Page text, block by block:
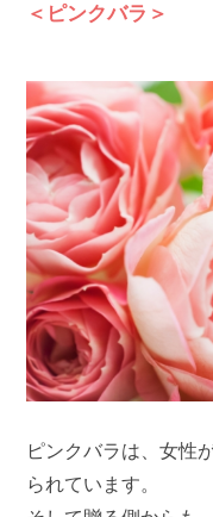
＜ピンクバラ＞
ピンクバラは、女性
られています。